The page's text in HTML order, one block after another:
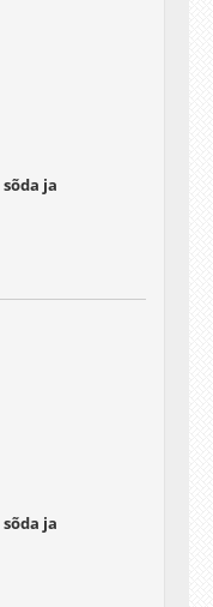
ja
ja